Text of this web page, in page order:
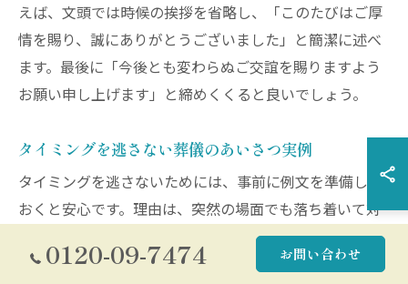
えば、文頭では時候の挨拶を省略し、「このたびはご厚
情を賜り、誠にありがとうございました」と簡潔に述べ
ます。最後に「今後とも変わらぬご交誼を賜りますよう
お願い申し上げます」と締めくくると良いでしょう。
タイミングを逃さない葬儀のあいさつ実例
タイミングを逃さないためには、事前に例文を準備して
おくと安心です。理由は、突然の場面でも落ち着いて対
応できるからです。例えば、「このたびは大変お世話に
なりました。ご家族の皆様もご自愛ください」といった
0120-09-7474 お問い合わせ